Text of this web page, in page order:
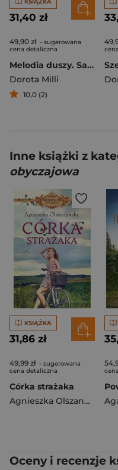
31,40 zł
49,90 zł - sugerowana
cena detaliczna
Melodia duszy. Saga z głębi serca. Tom 2
Dorota Milli
10,0 (2)
Inne książki z
obyczajowa
KSIĄŻKA
31,86 zł
49,99 zł - sugerowana
cena detaliczna
Córka strażaka
Agnieszka Olszanowska
Oceny i recenzje